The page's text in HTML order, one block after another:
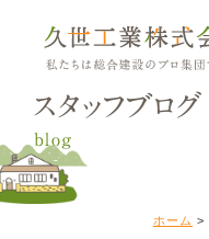
スタッフブログ
blog
ホーム >